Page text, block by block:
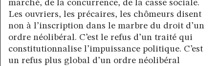
marché, de la concurrence, de la casse sociale.
Les ouvriers, les précaires, les chômeurs disent
non à l’inscription dans le marbre du droit d’un
ordre néolibéral. C’est le refus d’un traité qui
constitutionnalise l’impuissance politique. C’est
un refus plus global d’un ordre néolibéral